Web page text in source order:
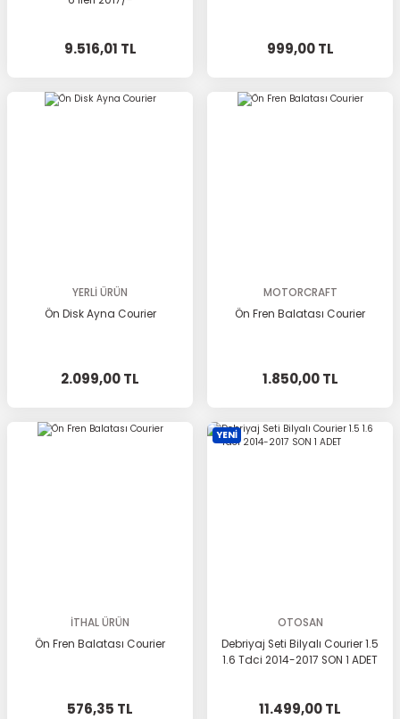
9.516,01 TL 999,00 TL
YERLİ ÜRÜN
Ön Disk Ayna Courier
2.099,00 TL
MOTORCRAFT
Ön Fren Balatası Courier
1.850,00 TL
İTHAL ÜRÜN
Ön Fren Balatası Courier
576,35 TL
YENİ
OTOSAN
Debriyaj Seti Bilyalı Courier 1.5
1.6 Tdci 2014-2017 SON 1 ADET
11.499,00 TL